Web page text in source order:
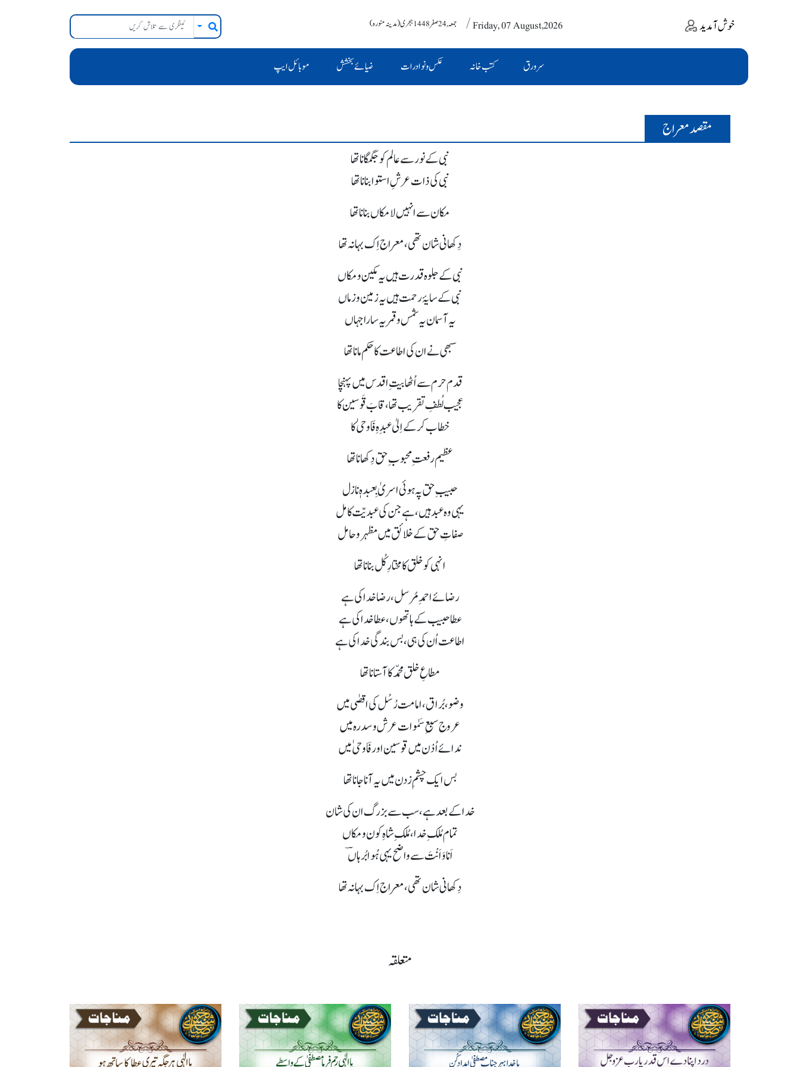
جمعہ , 24 صفر 1448 ہجری (مدینہ منورہ) / Friday, 07 August,2026 خوش آمدید
سرورق کتب خانہ عکس و نوادرات ضیائے بخشش موبائل ایپ
مقصد معراج
نبی کے نور سے عالم کو جگمگانا تھا
نبی کی ذات عرشِ استوا بنانا تھا
مکان سے انہیں لا مکاں بنانا تھا
دِکھانی شان تھی، معراج اِک بہانہ تھا
نبی کے جلوہ قدرت ہیں یہ مکین و مکاں
نبی کے سایۂ رحمت ہیں یہ زمین و زماں
یہ آسمان یہ شمس و قمر یہ سارا جہاں
سبھی نے ان کی اطاعت کا حکم مانا تھا
قدم حرم سے اُٹھا بیتِ اقدس میں پہنچا
عجیب لُطفِ تقریب تھا، قابَ قَوسین کا
خطاب کر کے اِلیٰ عبدِہِ فَاَوحیٰ کا
عظیم رفعتِ محبوب ِ حق دِکھانا تھا
حبیبِ حق پہ ہوئی اسریٰ بِعبدہٖ نازل
یہی وہ عبد ہیں، ہے جن کی عبدیّت کامل
صفاتِ حق کے خلائق میں مظہر و حامل
انہی کو خلق کا مختارِ کُل بنانا تھا
رضائے احمدِ مُر سل، رضا خدا کی ہے
عطا حبیب کے ہاتھوں، عطا خدا کی ہے
اطاعت اُن کی ہی، بس بندگی خدا کی ہے
مطاعِ خلق محمّد کا آستانا تھا
وضو، بُراق، امامت رُسُل کی اقصٰی میں
عروج سبعِ سَمٰوات عرش و سدرہ میں
ندائے اُدْن میں قوسین اور فَاَوحیٰ میں
بس ایک چشمِ زدن میں یہ آنا جانا تھا
خدا کے بعد ہے، سب سے بزرگ ان کی شان
تمام مُلکِ خدا، مُلکِ شاہِ کون و مکاں
اَنا وَاَنْتَ سے واضح یہی ہُوا بُرہاںؔ
دِکھانی شان تھی، معراج اِک بہانہ تھا
متعلقہ